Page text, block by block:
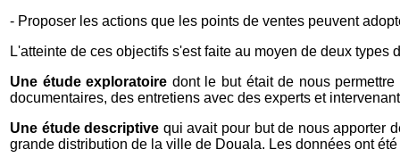
- Proposer les actions que les points de ventes peuvent
L'atteinte de ces objectifs s'est faite au moyen de deux types
Une étude exploratoire dont le but était de nous
documentaires, des entretiens avec des experts et
Une étude descriptive qui avait pour but de nous apporter
grande distribution de la ville de Douala. Les données ont